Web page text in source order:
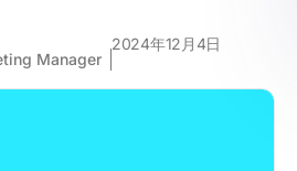
Manager
2024年12月4日